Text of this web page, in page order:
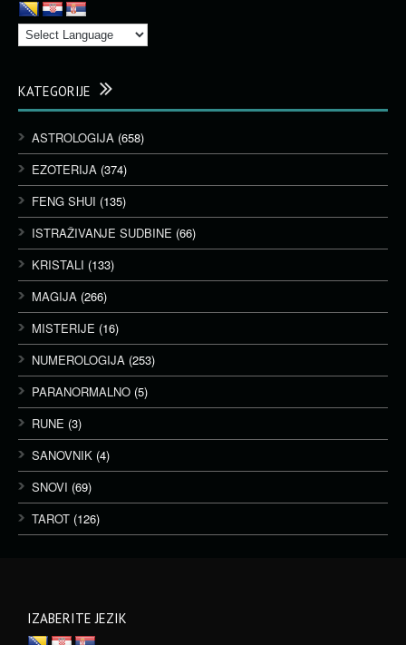
KATEGORIJE
ASTROLOGIJA (658)
EZOTERIJA (374)
FENG SHUI (135)
ISTRAŽIVANJE SUDBINE (66)
KRISTALI (133)
MAGIJA (266)
MISTERIJE (16)
NUMEROLOGIJA (253)
PARANORMALNO (5)
RUNE (3)
SANOVNIK (4)
SNOVI (69)
TAROT (126)
IZABERITE JEZIK